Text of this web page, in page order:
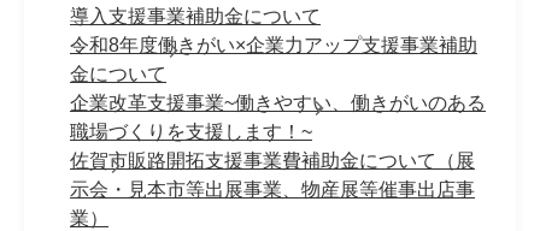
導入支援事業補助金について
令和8年度働きがい×企業力アップ支援事業補助
金について
企業改革支援事業~働きやすい、働きがいのある
職場づくりを支援します！~
佐賀市販路開拓支援事業費補助金について（展
示会・見本市等出展事業、物産展等催事出店事
業）